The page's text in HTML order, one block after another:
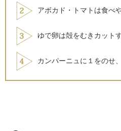
アボカド・トマトは食べ
ゆで卵は殻をむきカットす
カンパーニュに１をのせ